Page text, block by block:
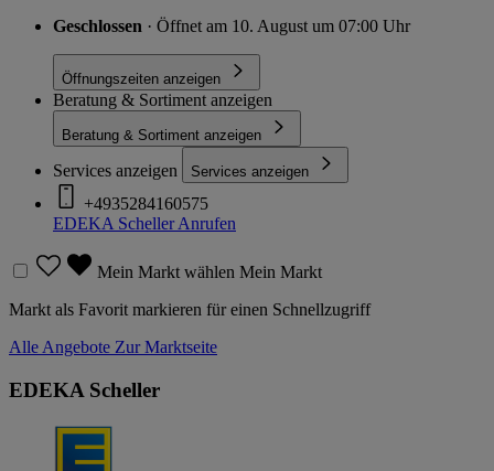
Geschlossen · Öffnet am 10. August um 07:00 Uhr
Öffnungszeiten anzeigen
Beratung & Sortiment anzeigen
Beratung & Sortiment anzeigen
Services anzeigen Services anzeigen
+4935284160575
EDEKA SchellerAnrufen
Mein Markt wählen Mein Markt
Markt als Favorit markieren für einen Schnellzugriff
Alle Angebote Zur Marktseite
EDEKA Scheller